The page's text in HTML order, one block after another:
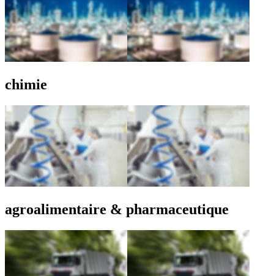
chimie
agroalimentaire & pharmaceutique